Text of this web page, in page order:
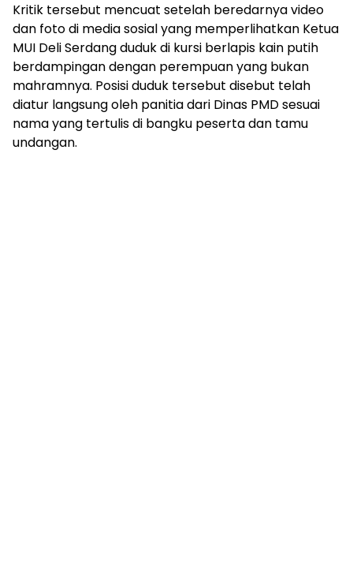
Kritik tersebut mencuat setelah beredarnya video
dan foto di media sosial yang memperlihatkan Ketua
MUI Deli Serdang duduk di kursi berlapis kain putih
berdampingan dengan perempuan yang bukan
mahramnya. Posisi duduk tersebut disebut telah
diatur langsung oleh panitia dari Dinas PMD sesuai
nama yang tertulis di bangku peserta dan tamu
undangan.